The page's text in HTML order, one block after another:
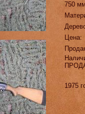
750
Цена:
1975